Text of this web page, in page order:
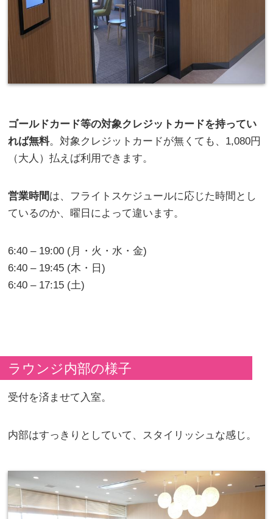
ゴールドカード等の対象クレジットカードを持ってい
れば無料。対象クレジットカードが無くても、1,080円
（大人）払えば利用できます。
営業時間は、フライトスケジュールに応じた時間とし
ているのか、曜日によって違います。
6:40 – 19:00 (月・火・水・金)
6:40 – 19:45 (木・日)
6:40 – 17:15 (土)
ラウンジ内部の様子
受付を済ませて入室。
内部はすっきりとしていて、スタイリッシュな感じ。